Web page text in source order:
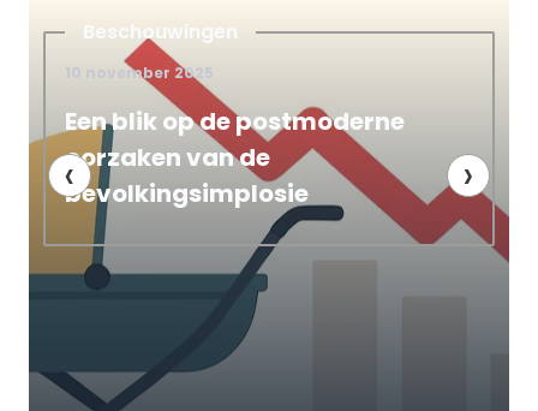
Satanisme
Bol.com haalt
uit de handel.
demonische
‹ ›